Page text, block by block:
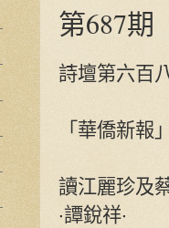
第687期
詩壇第六百
「華僑新報
讀江麗珍及
‧譚銳祥‧